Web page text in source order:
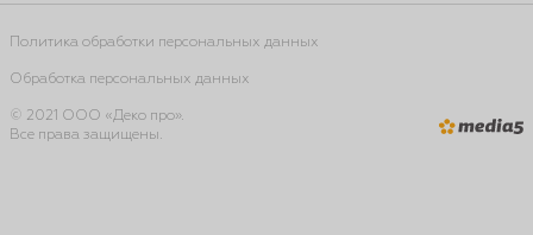
Политика обработки персональных данных
Обработка персональных данных
© 2021 ООО «Деко про».
Все права защищены.